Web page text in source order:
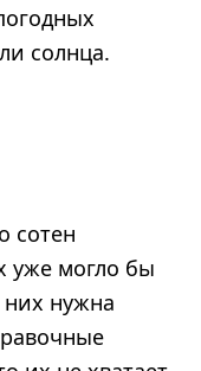
солнца.
сотен
уже могло бы
нужна